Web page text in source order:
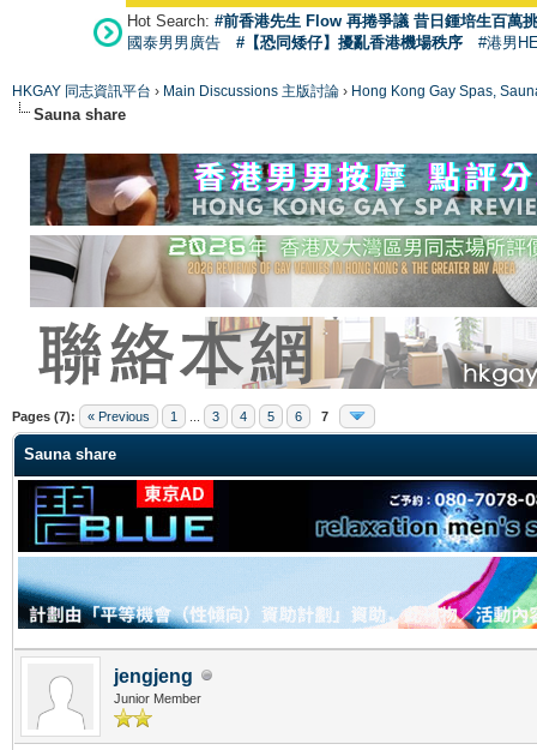
Hot Search: #前香港先生 Flow 再捲爭議 昔日鍾培生百萬
國泰男男廣告
#【恐同矮仔】擾亂香港機場秩序 #港男
HKGAY 同志資訊平台 › Main Discussions 主版討論 › Hong Kong Gay Spas,
Sauna share
Pages (7): « Previous 1 3 4 5 6 7
Sauna share
jengjeng
Junior Member